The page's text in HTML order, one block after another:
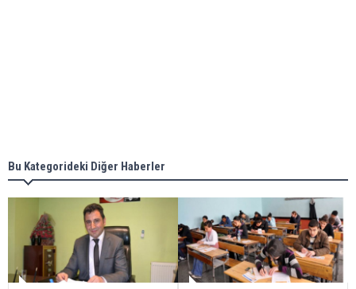
Bu Kategorideki Diğer Haberler